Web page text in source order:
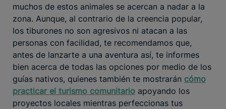
muchos de estos animales se acercan a nadar a la
zona. Aunque, al contrario de la creencia popular,
los tiburones no son agresivos ni atacan a las
personas con facilidad, te recomendamos que,
antes de lanzarte a una aventura así, te informes
bien acerca de todas las opciones por medio de los
guías nativos, quienes también te mostrarán cómo
practicar el turismo comunitario apoyando los
proyectos locales mientras perfeccionas tus